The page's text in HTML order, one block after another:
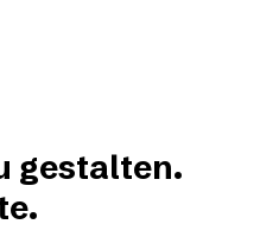
gestalten.